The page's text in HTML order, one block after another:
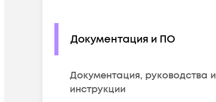
Документация и ПО
Документация, руководства и
инструкции